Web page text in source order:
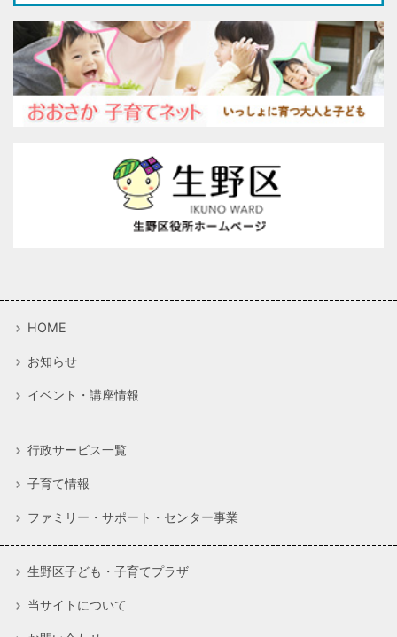
HOME
お知らせ
イベント・講座情報
行政サービス一覧
子育て情報
ファミリー・サポート・センター事業
生野区子ども・子育てプラザ
当サイトについて